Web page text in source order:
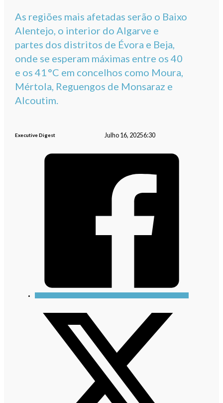
As regiões mais afetadas serão o Baixo
Alentejo, o interior do Algarve e
partes dos distritos de Évora e Beja,
onde se esperam máximas entre os 40
e os 41 °C em concelhos como Moura,
Mértola, Reguengos de Monsaraz e
Alcoutim.
Executive Digest Julho 16, 20256:30